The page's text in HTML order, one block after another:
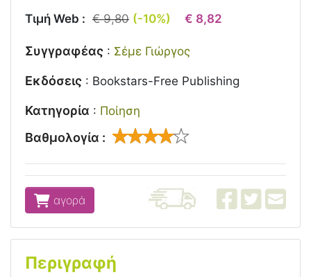
Τιμή Web : € 9,80 (-10%) € 8,82
Συγγραφέας : Σέμε Γιώργος
Εκδόσεις : Bookstars-Free Publishing
Κατηγορία : Ποίηση
Βαθμολογία :
αγορά
Περιγραφή